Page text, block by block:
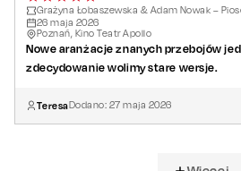
Grażyna Łobaszewska & Adam Nowak –
26 maja 2026
Poznań, Kino Teatr Apollo
Nowe aranżacje znanych przebojów
zdecydowanie wolimy stare wersje.
TeresaDodano: 27 maja 2026